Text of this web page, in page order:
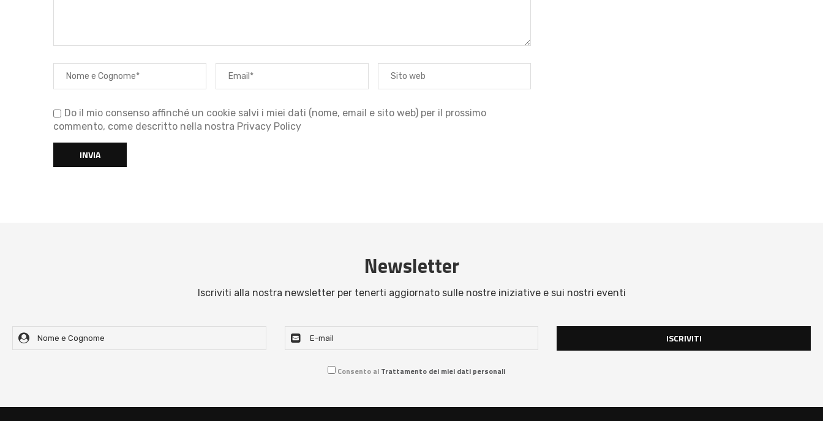
Do il mio consenso affinché un cookie salvi i miei dati (nome, email e sito web) per il prossimo
commento, come descritto nella nostra Privacy Policy
Newsletter
Iscriviti alla nostra newsletter per tenerti aggiornato sulle nostre iniziative e sui nostri eventi
Consento al Trattamento dei miei dati personali